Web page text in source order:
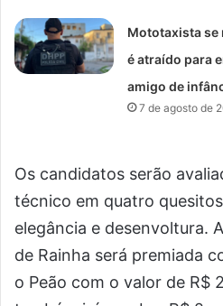
Mototaxista se
é atraído para
amigo de
7 de agosto de
Os candidatos serão
técnico em quatro
elegância e desenvoltura.
de Rainha será premiada
o Peão com o valor de R$